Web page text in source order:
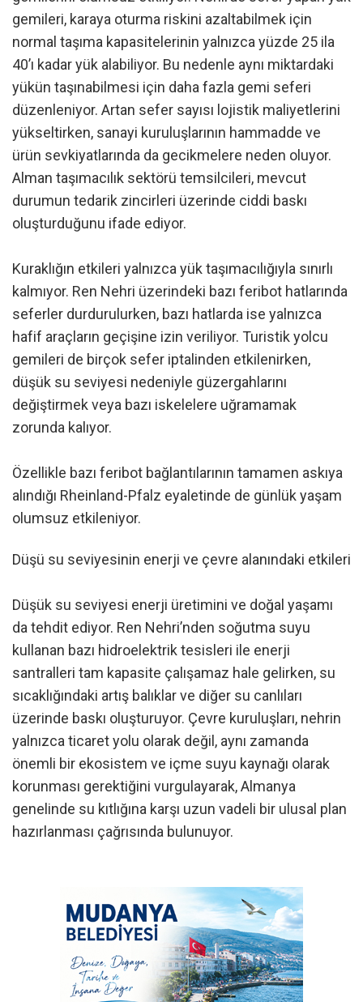
gemileri, karaya oturma riskini azaltabilmek için
normal taşıma kapasitelerinin yalnızca yüzde 25 ila
40’ı kadar yük alabiliyor. Bu nedenle aynı miktardaki
yükün taşınabilmesi için daha fazla gemi seferi
düzenleniyor. Artan sefer sayısı lojistik maliyetlerini
yükseltirken, sanayi kuruluşlarının hammadde ve
ürün sevkiyatlarında da gecikmelere neden oluyor.
Alman taşımacılık sektörü temsilcileri, mevcut
durumun tedarik zincirleri üzerinde ciddi baskı
oluşturduğunu ifade ediyor.
Kuraklığın etkileri yalnızca yük taşımacılığıyla sınırlı
kalmıyor. Ren Nehri üzerindeki bazı feribot hatlarında
seferler durdurulurken, bazı hatlarda ise yalnızca
hafif araçların geçişine izin veriliyor. Turistik yolcu
gemileri de birçok sefer iptalinden etkilenirken,
düşük su seviyesi nedeniyle güzergahlarını
değiştirmek veya bazı iskelelere uğramamak
zorunda kalıyor.
Özellikle bazı feribot bağlantılarının tamamen askıya
alındığı Rheinland-Pfalz eyaletinde de günlük yaşam
olumsuz etkileniyor.
Düşü su seviyesinin enerji ve çevre alanındaki etkileri
Düşük su seviyesi enerji üretimini ve doğal yaşamı
da tehdit ediyor. Ren Nehri’nden soğutma suyu
kullanan bazı hidroelektrik tesisleri ile enerji
santralleri tam kapasite çalışamaz hale gelirken, su
sıcaklığındaki artış balıklar ve diğer su canlıları
üzerinde baskı oluşturuyor. Çevre kuruluşları, nehrin
yalnızca ticaret yolu olarak değil, aynı zamanda
önemli bir ekosistem ve içme suyu kaynağı olarak
korunması gerektiğini vurgulayarak, Almanya
genelinde su kıtlığına karşı uzun vadeli bir ulusal plan
hazırlanması çağrısında bulunuyor.